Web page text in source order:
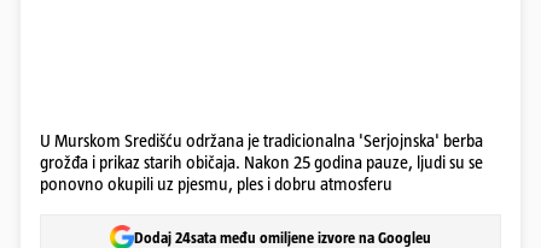
U Murskom Središću održana je tradicionalna 'Serjojnska' berba
grožđa i prikaz starih običaja. Nakon 25 godina pauze, ljudi su se
ponovno okupili uz pjesmu, ples i dobru atmosferu
Dodaj 24sata među omiljene izvore na Googleu